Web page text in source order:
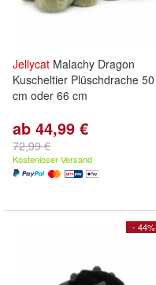
Jellycat Malachy Dragon
Kuscheltier Plüschdrache 50
cm oder 66 cm
ab 44,99 €
72,99 €
Kostenloser Versand
- 44%